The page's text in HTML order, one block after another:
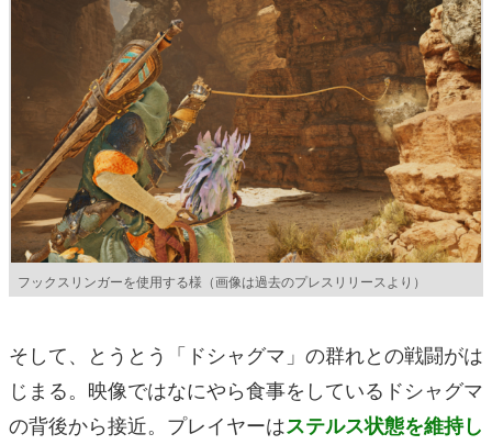
フックスリンガーを使用する様（画像は過去のプレスリリースより）
そして、とうとう「ドシャグマ」の群れとの戦闘がは
じまる。映像ではなにやら食事をしているドシャグマ
の背後から接近。プレイヤーはステルス状態を維持し